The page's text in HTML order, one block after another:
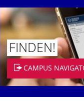
FINDEN!
CAMPUS